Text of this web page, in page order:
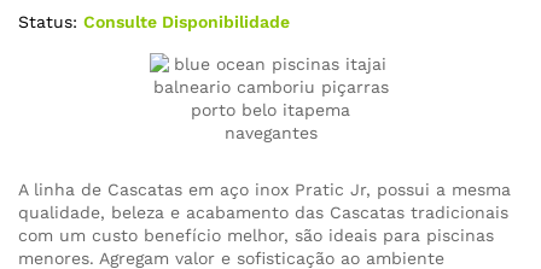
Status: Consulte Disponibilidade
A linha de Cascatas em aço inox Pratic Jr, possui a mesma
qualidade, beleza e acabamento das Cascatas tradicionais
com um custo benefício melhor, são ideais para piscinas
menores. Agregam valor e sofisticação ao ambiente